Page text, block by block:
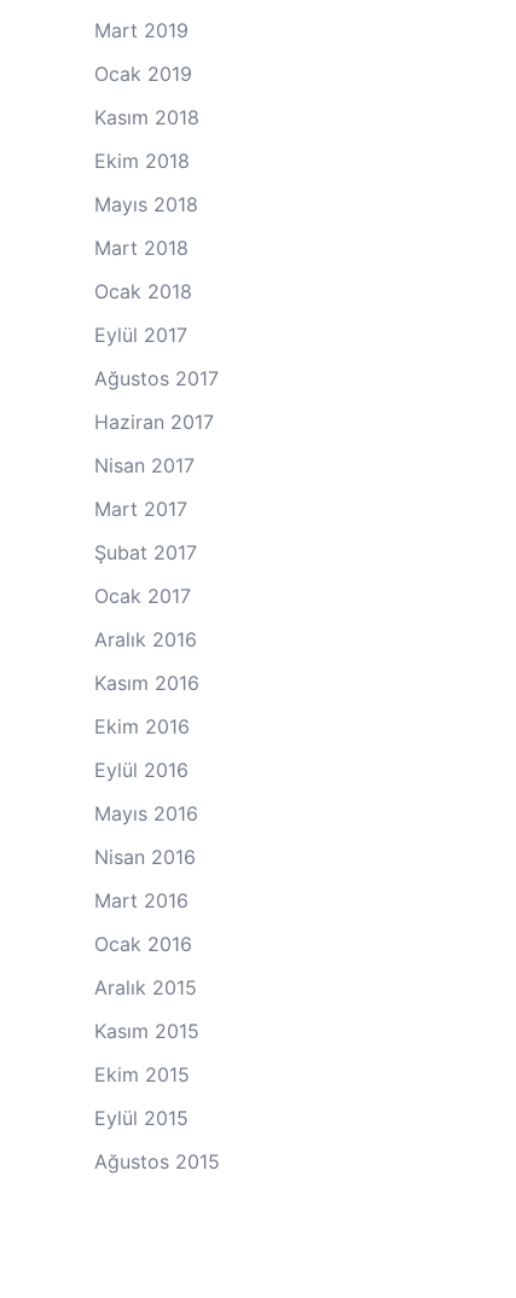
Mart 2019
Ocak 2019
Kasım 2018
Ekim 2018
Mayıs 2018
Mart 2018
Ocak 2018
Eylül 2017
Ağustos 2017
Haziran 2017
Nisan 2017
Mart 2017
Şubat 2017
Ocak 2017
Aralık 2016
Kasım 2016
Ekim 2016
Eylül 2016
Mayıs 2016
Nisan 2016
Mart 2016
Ocak 2016
Aralık 2015
Kasım 2015
Ekim 2015
Eylül 2015
Ağustos 2015